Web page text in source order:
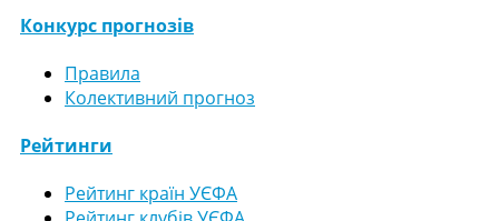
Конкурс прогнозів
Правила
Колективний прогноз
Рейтинги
Рейтинг країн УЄФА